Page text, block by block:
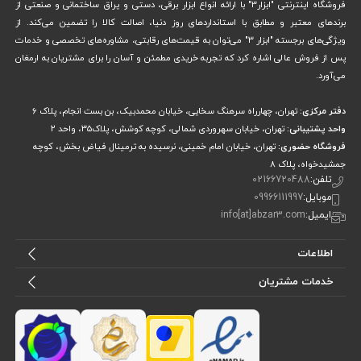
کیلوگرمیآن باعث می‌شود بتوانید به راحتی برای ساعات طولانی با دستگاه
کار کنید. همچنین، این محصول همراه باباتری، شارژر، دسته کمکی و کیف
حمل مقاوم ارائه می‌شود تا همه نیازهای شما از همان ابتدا برطرف شود.
کاربردهای تخصصی دریل شارژی 20 ولت براشلس DCA
پروژه‌های ساختمانی:
سوراخکاری در بتن و آجر بدون افت توان.
کارگاه‌های صنعتی:
نجاری و دکوراسیون:
آمپراژ یا ظرفیت
باتری
4 آمپر ساعت
نوع موتور
براشلس
حداکثر گشتاور
120 نیوتن متر
نوع گیربکس
دو سرعته
فروشگاه اینترنتی "ابزار3" با ارائه انواع ابزار برقی، دستی و یراق ساختمانی و صنعتی از
برندهای معتبر و مطابق با استانداردهای روز دنیا، اصالت کالا را تضمین می‌کند. از
ویژگی‌های برجسته "ابزار 3" می‌توان به قیمت‌های رقابتی، مشاوره‌های تخصصی و خدمات
پس از فروش عالی اشاره کرد که تجربه خریدی مطمئن و آسان را برای مشتریان به ارمغان
می‌آورد.
دفتر مرکزی:تهران، چهارراه سرهنگ سخایی، خیابان محمدبیک، بن بست انجام، پلاک 6
واحد پشتیبانی:تهران، خیابان سهروردی شمالی، کوچه کوشش، پلاک۳۵، واحد ۲
فروشگاه حضوری:تهران، خیابان امام خمینی، نرسیده به ترمینال فیاض بخش، کوچه
جمشیدخواه، پلاک ۸
تلفن:02166720488
موبایل:09966111997
ایمیل:info[at]abzar3.com
اطلاعات
خدمات مشتریان